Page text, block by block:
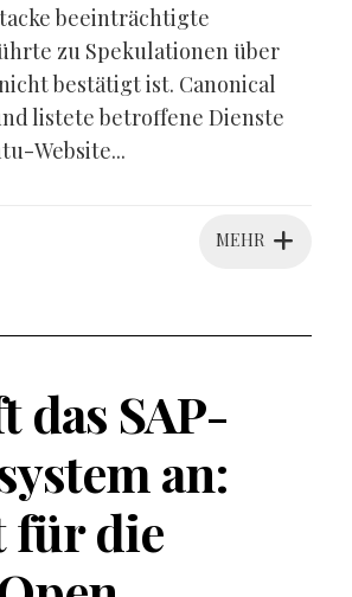
beeinträchtigte
zu Spekulationen über
bestätigt ist. Canonical
listete betroffene Dienste
Website...
MEHR
das SAP-
an:
für die